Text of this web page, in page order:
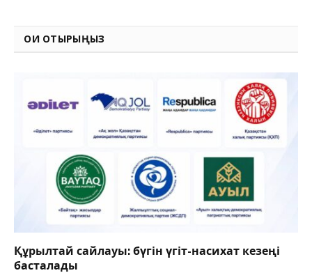
ОҚИ ОТЫРЫҢЫЗ
Құрылтай сайлауы: бүгін үгіт-насихат кезеңі
басталады